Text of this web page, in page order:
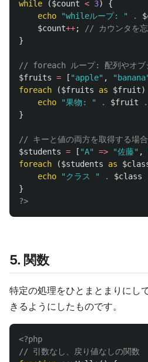
while
($count < 3)
{
echo
"whileループ: " .
$count++;
// カウンタを忘
}
// foreach ループ: 配列やオブジ
$fruits = [ "apple" ,
foreach
($fruits as $fruit)
echo
"果物: " . $fruit .
}
// キーと値の両方を取得する場合
$students = [ "A" => "佐藤" ,
foreach
($students as
echo
"クラス " . $class
}
?>
5. 関数
特定の処理をひとまとまりにし
きるようにしたものです。
<?php
// 引数なし、戻り値なしの関数